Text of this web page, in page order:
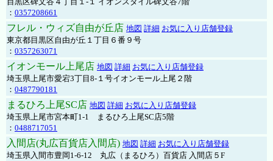
： 0357208661
フレル・ウィズ自由が丘店 地図 詳細 お気に入り店舗登録
東京都目黒区自由が丘１丁目６番９号
： 0357263071
イオンモール上尾店 地図 詳細 お気に入り店舗登録
埼玉県上尾市愛宕3丁目8-１号イオンモール上尾２階
： 0487790181
まるひろ上尾SC店 地図 詳細 お気に入り店舗登録
埼玉県上尾市宮本町1-1 まるひろ上尾SC店5階
： 0488717051
入間店(丸広百貨店入間店) 地図 詳細 お気に入り店舗登録
埼玉県入間市豊岡1-6-12 丸広（まるひろ）百貨店 入間店５F